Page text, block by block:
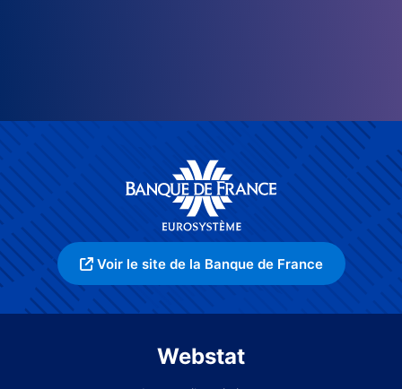
Voir le site de la Banque de France
Webstat